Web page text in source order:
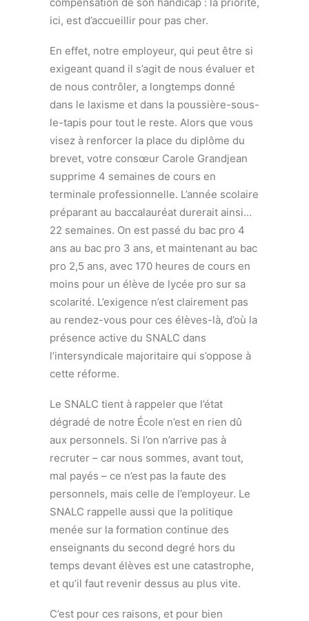
ici, est d’accueillir pour pas cher.
En effet, notre employeur, qui peut être si
exigeant quand il s’agit de nous évaluer et
de nous contrôler, a longtemps donné
dans le laxisme et dans la poussière-sous-
le-tapis pour tout le reste. Alors que vous
visez à renforcer la place du diplôme du
brevet, votre consœur Carole Grandjean
supprime 4 semaines de cours en
terminale professionnelle. L’année scolaire
préparant au baccalauréat durerait ainsi…
22 semaines. On est passé du bac pro 4
ans au bac pro 3 ans, et maintenant au bac
pro 2,5 ans, avec 170 heures de cours en
moins pour un élève de lycée pro sur sa
scolarité. L’exigence n’est clairement pas
au rendez-vous pour ces élèves-là, d’où la
présence active du SNALC dans
l’intersyndicale majoritaire qui s’oppose à
cette réforme.
Le SNALC tient à rappeler que l’état
dégradé de notre École n’est en rien dû
aux personnels. Si l’on n’arrive pas à
recruter – car nous sommes, avant tout,
mal payés – ce n’est pas la faute des
personnels, mais celle de l’employeur. Le
SNALC rappelle aussi que la politique
menée sur la formation continue des
enseignants du second degré hors du
temps devant élèves est une catastrophe,
et qu’il faut revenir dessus au plus vite.
C’est pour ces raisons, et pour bien